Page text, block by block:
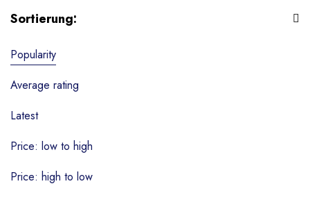
Textilien
Wohndekoration
Schlüsselanhänger
Puzzle & Spiele
Zubehör
Ohne Kategorie
Sortierung:
Popularity
Average rating
Latest
Price: low to high
Price: high to low